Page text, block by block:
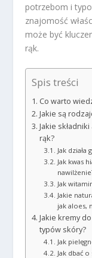
potrzebom i
znajomość
może być
rąk.
Spis treści
Co warto
Jakie są
Jakie
rąk?
Jak działa
Jak kwas
Jak
Jakie
jak aloes,
Jakie kremy
typów skóry?
Jak
Jak dbać